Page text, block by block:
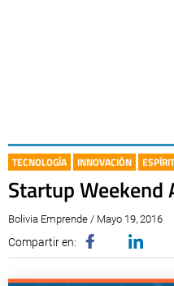
TECNOLOGÍA INNOVACIÓN
Startup Weekend
Bolivia Emprende / Mayo 19, 2016
Compartir en: